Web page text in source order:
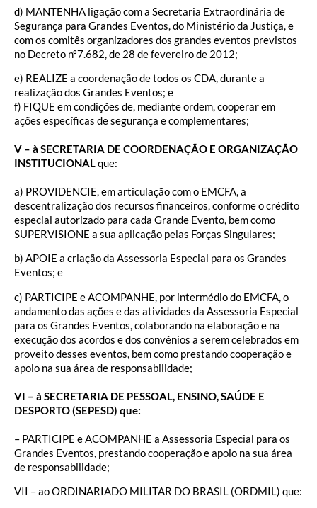
d) MANTENHA ligação com a Secretaria Extraordinária de
Segurança para Grandes Eventos, do Ministério da Justiça, e
com os comitês organizadores dos grandes eventos previstos
no Decreto nº7.682, de 28 de fevereiro de 2012;
e) REALIZE a coordenação de todos os CDA, durante a
realização dos Grandes Eventos; e
f) FIQUE em condições de, mediante ordem, cooperar em
ações específicas de segurança e complementares;
V – à SECRETARIA DE COORDENAÇÃO E ORGANIZAÇÃO
INSTITUCIONALque:
a) PROVIDENCIE, em articulação com o EMCFA, a
descentralização dos recursos financeiros, conforme o crédito
especial autorizado para cada Grande Evento, bem como
SUPERVISIONE a sua aplicação pelas Forças Singulares;
b) APOIE a criação da Assessoria Especial para os Grandes
Eventos; e
c) PARTICIPE e ACOMPANHE, por intermédio do EMCFA, o
andamento das ações e das atividades da Assessoria Especial
para os Grandes Eventos, colaborando na elaboração e na
execução dos acordos e dos convênios a serem celebrados em
proveito desses eventos, bem como prestando cooperação e
apoio na sua área de responsabilidade;
VI – à SECRETARIA DE PESSOAL, ENSINO, SAÚDE E
DESPORTO (SEPESD) que:
– PARTICIPE e ACOMPANHE a Assessoria Especial para os
Grandes Eventos, prestando cooperação e apoio na sua área
de responsabilidade;
VII – ao ORDINARIADO MILITAR DO BRASIL (ORDMIL) que: